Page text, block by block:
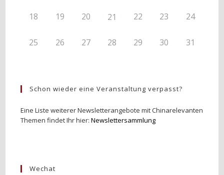
18 19 20 21 22 23 24
25 26 27 28 29 30 31
Schon wieder eine Veranstaltung verpasst?
Eine Liste weiterer Newsletterangebote mit Chinarelevanten
Themen findet Ihr hier:Newslettersammlung
Wechat